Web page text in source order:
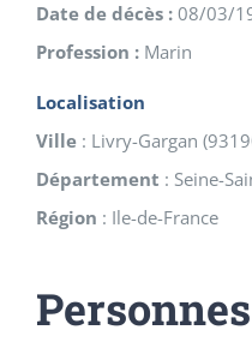
Date de décès : 08/03/
Profession : Marin
Localisation
Ville : Livry-Gargan (
Département : Seine-
Région : Ile-de-France